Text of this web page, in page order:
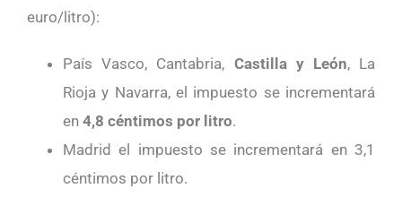
euro/litro):
País Vasco, Cantabria, Castilla y León, La
Rioja y Navarra, el impuesto se incrementará
en 4,8 céntimos por litro.
Madrid el impuesto se incrementará en 3,1
céntimos por litro.